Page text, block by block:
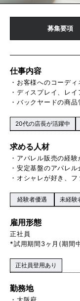
募集要項
仕事内容
・お客様へのコーデ
・ディスプレイ、レイ
・バックヤードの商
20代の店長が活躍中
求める人材
・アパレル販売の経
・安定基盤のアパレ
・オシャレが好き、
経験者優遇 未経験
雇用形態
正社員
*試用期間3ヶ月(期間
正社員登用あり
勤務地